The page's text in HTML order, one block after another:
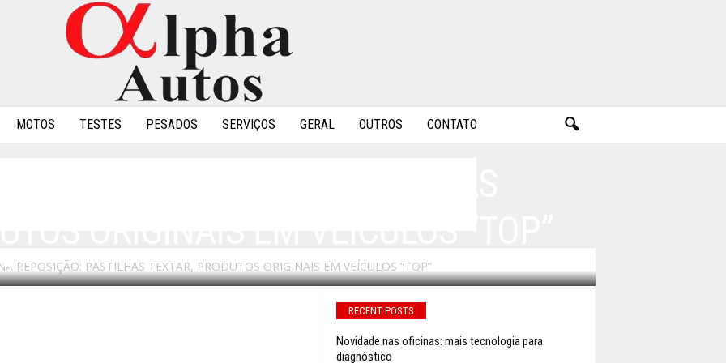
MOTOS TESTES PESADOS SERVIÇOS GERAL OUTROS CONTATO
REPOSIÇÃO: PASTILHAS TEXTAR, PRODUTOS ORIGINAIS EM VEÍCULOS “TOP”
0
RECENT POSTS
Novidade nas oficinas: mais tecnologia para
diagnóstico